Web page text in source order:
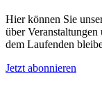
Hier können Sie
über
dem Laufenden
Jetzt abonnieren